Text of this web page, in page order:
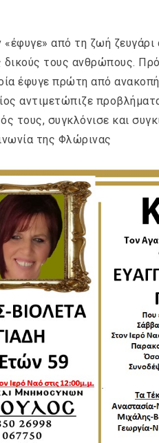
από τη ζωή
τους ανθρώπους.
έφυγε πρώτη από
αντιμετώπιζε
τους, συγκλόνισε και
της Φλώρινας